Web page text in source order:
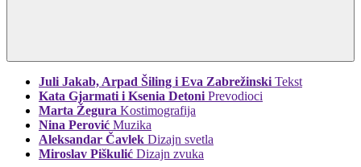
Juli Jakab, Arpad Šiling i Eva Zabrežinski Tekst
Kata Gjarmati i Ksenia Detoni Prevodioci
Marta Žegura Kostimografija
Nina Perović Muzika
Aleksandar Čavlek Dizajn svetla
Miroslav Piškulić Dizajn zvuka